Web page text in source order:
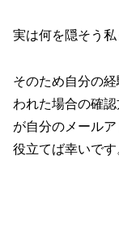
実は何を隠そう私
そのため自分の
われた場合の確
が自分のメール
役立てば幸いです